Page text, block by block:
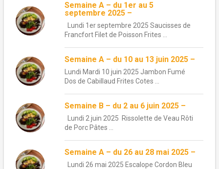
Semaine A – du 1er au 5
septembre 2025 –
Lundi 1er septembre 2025 Saucisses de
Francfort Filet de Poisson Frites ...
Semaine A – du 10 au 13 juin 2025 –
Lundi Mardi 10 juin 2025 Jambon Fumé
Dos de Cabillaud Frites Cotes ...
Semaine B – du 2 au 6 juin 2025 –
Lundi 2 juin 2025 Rissolette de Veau Rôti
de Porc Pâtes ...
Semaine A – du 26 au 28 mai 2025 –
Lundi 26 mai 2025 Escalope Cordon Bleu